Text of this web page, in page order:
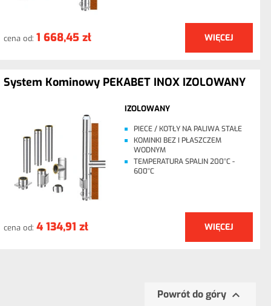
cena od: 1 668,45 zł WIĘCEJ
System Kominowy PEKABET INOX IZOLOWANY
IZOLOWANY
PIECE / KOTŁY NA PALIWA STAŁE
KOMINKI BEZ I PŁASZCZEM
WODNYM
TEMPERATURA SPALIN 200°C -
600°C
cena od: 4 134,91 zł WIĘCEJ
Powrót do góry 